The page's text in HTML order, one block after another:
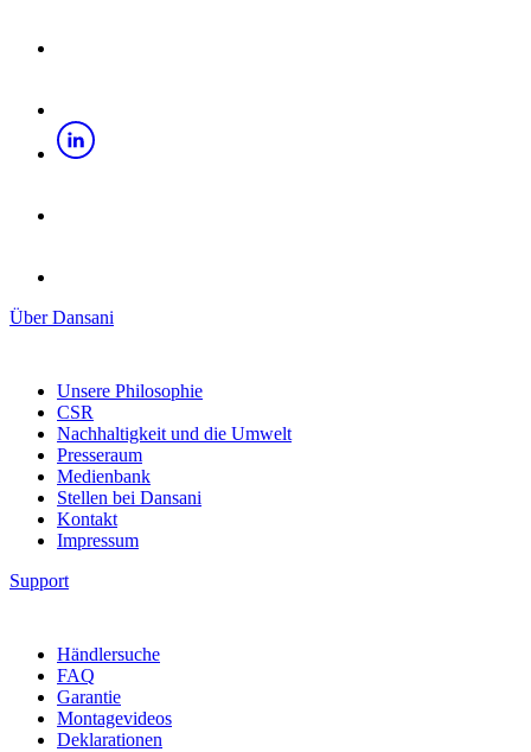
Über Dansani
Unsere Philosophie
CSR
Nachhaltigkeit und die Umwelt
Presseraum
Medienbank
Stellen bei Dansani
Kontakt
Impressum
Support
Händlersuche
FAQ
Garantie
Montagevideos
Deklarationen